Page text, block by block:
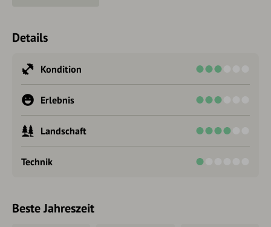
Details
Kondition
Erlebnis
Landschaft
Technik
Beste Jahreszeit